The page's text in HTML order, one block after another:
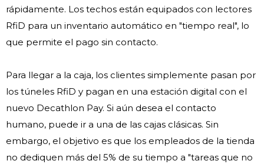
rápidamente. Los techos están equipados con lectores
RfiD para un inventario automático en "tiempo real", lo
que permite el pago sin contacto.
Para llegar a la caja, los clientes simplemente pasan por
los túneles RfiD y pagan en una estación digital con el
nuevo Decathlon Pay. Si aún desea el contacto
humano, puede ir a una de las cajas clásicas. Sin
embargo, el objetivo es que los empleados de la tienda
no dediquen más del 5% de su tiempo a "tareas que no